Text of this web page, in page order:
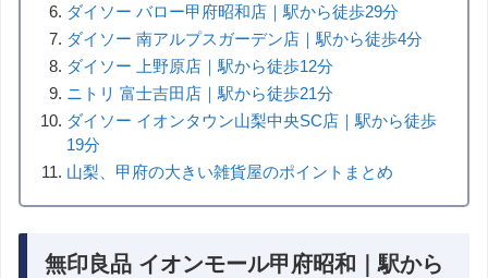
ダイソー バロー甲府昭和店｜駅から徒歩29分
ダイソー 南アルプスガーデン店｜駅から徒歩4分
ダイソー 上野原店｜駅から徒歩12分
ニトリ 富士吉田店｜駅から徒歩21分
ダイソー イオンタウン山梨中央SC店｜駅から徒歩
19分
山梨、甲府の大きい雑貨屋のポイントまとめ
無印良品 イオンモール甲府昭和｜駅から